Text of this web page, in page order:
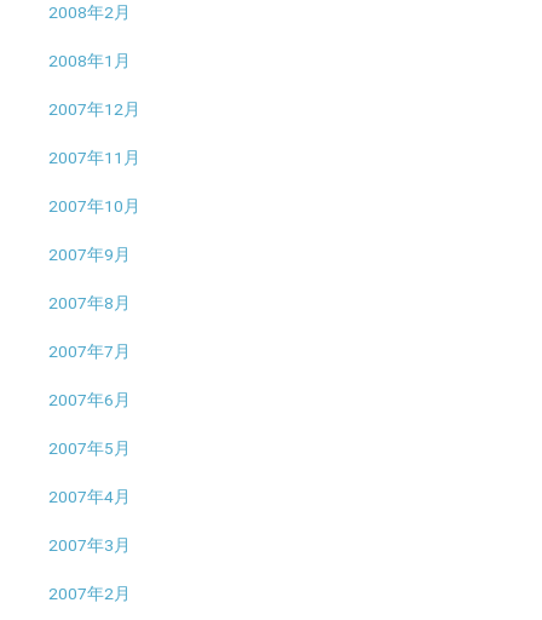
2008年2月
2008年1月
2007年12月
2007年11月
2007年10月
2007年9月
2007年8月
2007年7月
2007年6月
2007年5月
2007年4月
2007年3月
2007年2月